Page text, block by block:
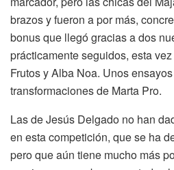
brazos y fueron a por más,
bonus que llegó gracias a dos
prácticamente seguidos, esta
Frutos y Alba Noa. Unos
transformaciones de Marta Pro.
Las de Jesús Delgado no han
en esta competición, que se ha
pero que aún tiene mucho más